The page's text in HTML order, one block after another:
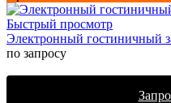
Быстрый просмотр
Электронный гостиничный
по запросу